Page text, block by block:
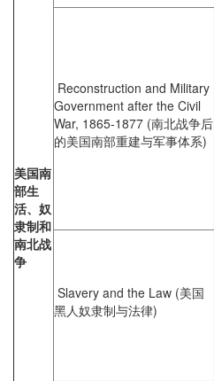
美国南
部生
活、奴
隶制和
南北战
争
Reconstruction and Military
Government after the Civil
War, 1865-1877 (南北战争后
的美国南部重建与军事体系)
Slavery and the Law (美国
黑人奴隶制与法律)